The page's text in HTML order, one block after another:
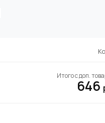
Итого с доп.
646